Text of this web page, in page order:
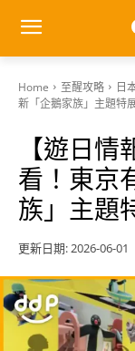
Home 至醒攻略 日
新「企鵝家族」主題特
【遊日
看！東京
族」主題
更新日期:2026-06-01